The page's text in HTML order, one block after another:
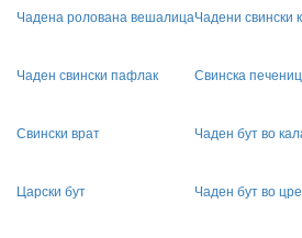
Чадена ролована вешалицаЧадени свински
Чаден свински пафлак Свинска
Свински врат Чаден бут во
Царски бут Чаден бут во